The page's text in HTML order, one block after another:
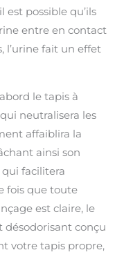
possible qu’ils
entre en contact
l’urine fait un effet
le tapis à
neutralisera les
affaiblira la
ainsi son
facilitera
fois que toute
est claire, le
désodorisant conçu
votre tapis propre,